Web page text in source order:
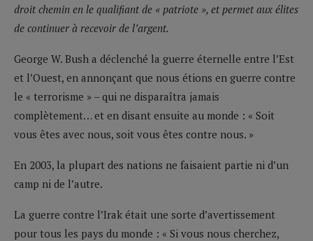
droit chemin en le qualifiant de « patriote », et permet aux élites
de continuer à recevoir de l’argent.
George W. Bush a déclenché la guerre éternelle entre l’Est
et l’Ouest, en annonçant que nous étions en guerre contre
le « terrorisme » – qui ne disparaîtra jamais
complètement… et en disant ensuite au monde : « Soit
vous êtes avec nous, soit vous êtes contre nous. »
En 2003, la plupart des nations ne faisaient partie ni d’un
camp ni de l’autre.
La guerre contre l’Irak était une sorte d’avertissement
pour tous les pays du monde : « Si vous nous cherchez,